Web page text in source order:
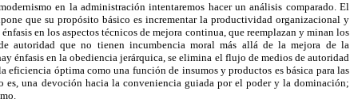
en la administración intentaremos hacer un análisis comparado. El
que su propósito básico es incrementar la productividad organizacional y
en los aspectos técnicos de mejora continua, que reemplazan y minan los
autoridad que no tienen incumbencia moral más allá de la mejora de la
énfasis en la obediencia jerárquica, se elimina el flujo de medios de autoridad
óptima como una función de insumos y productos es básica para las
es, una devoción hacia la conveniencia guiada por el poder y la dominación;